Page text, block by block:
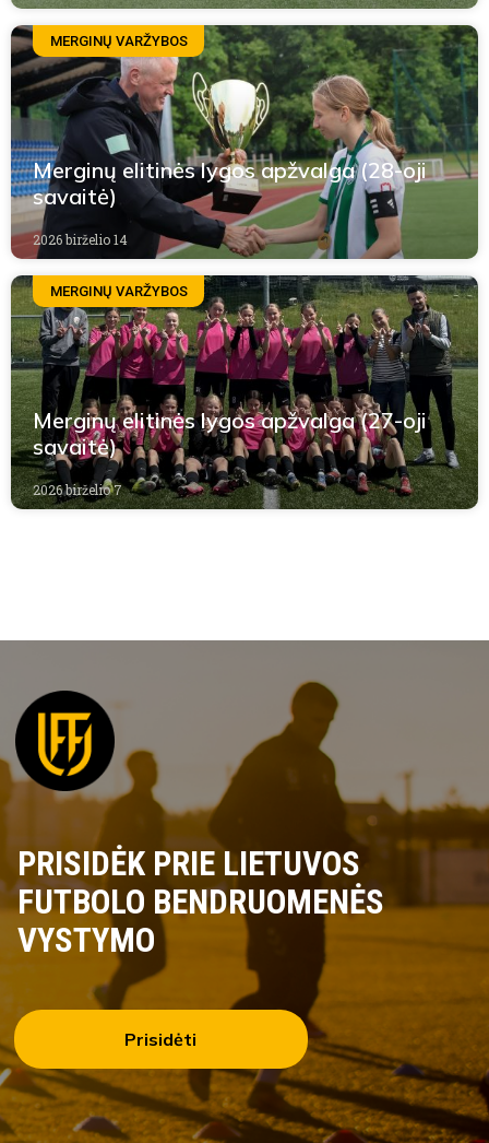
MERGINŲ VARŽYBOS
Merginų elitinės lygos apžvalga (28-oji
savaitė)
2026 birželio 14
MERGINŲ VARŽYBOS
Merginų elitinės lygos apžvalga (27-oji
savaitė)
2026 birželio 7
PRISIDĖK PRIE LIETUVOS
FUTBOLO BENDRUOMENĖS
VYSTYMO
Prisidėti